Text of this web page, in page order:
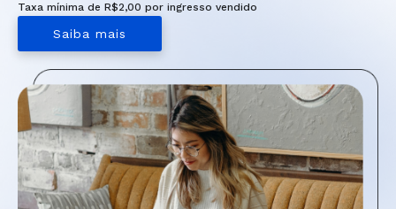
Taxa mínima de R$2,00 por ingresso vendido
Saiba mais